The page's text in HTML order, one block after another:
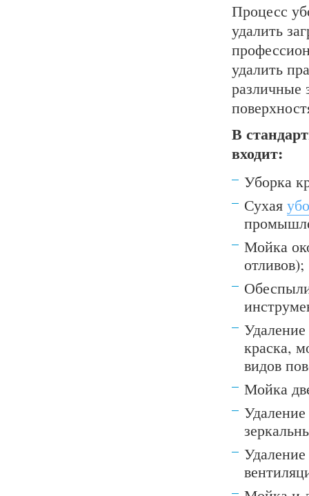
Процесс
удалить
удалить
различные
В
входит:
Уборка
Сухая
Мойка
отливов);
краска,
видов
Мойка